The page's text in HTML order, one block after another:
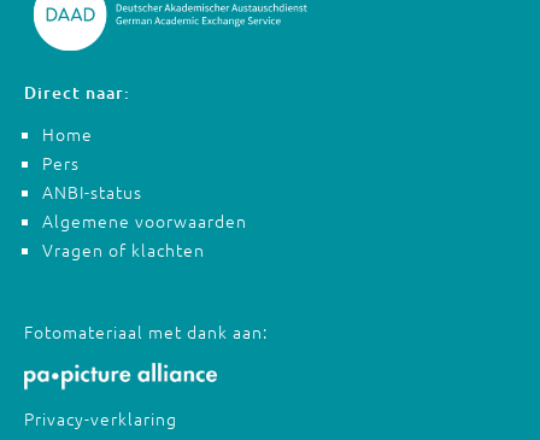
Direct naar:
Home
Pers
ANBI-status
Algemene voorwaarden
Vragen of klachten
Fotomateriaal met dank aan:
Privacy-verklaring